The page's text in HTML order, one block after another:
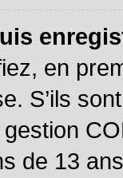
en
S’ils
gestion
de 13